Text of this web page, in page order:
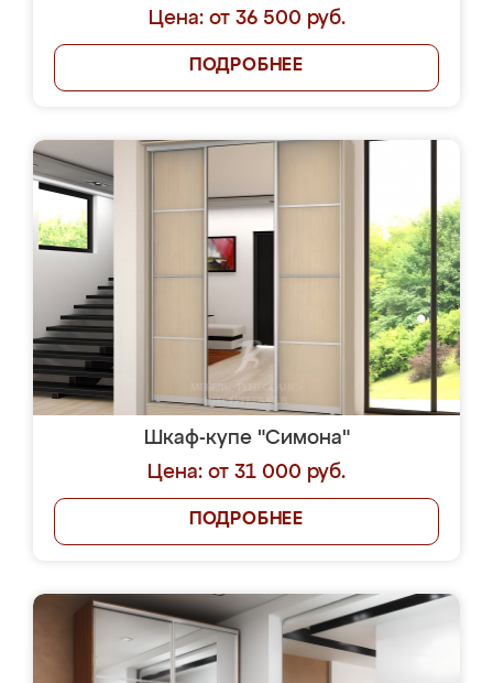
Цена: от 36 500 руб.
ПОДРОБНЕЕ
Шкаф-купе "Симона"
Цена: от 31 000 руб.
ПОДРОБНЕЕ